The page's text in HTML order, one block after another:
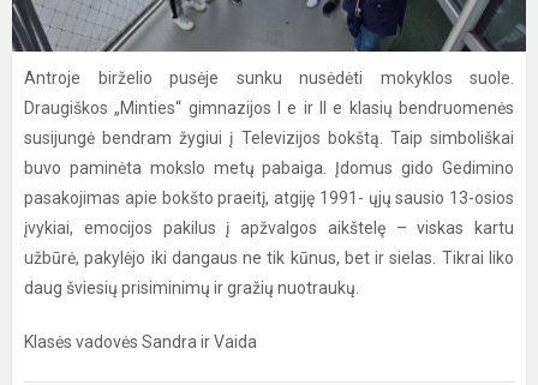
Antroje birželio pusėje sunku nusėdėti mokyklos suole.
Draugiškos „Minties“ gimnazijos I e ir II e klasių bendruomenės
susijungė bendram žygiui į Televizijos bokštą. Taip simboliškai
buvo paminėta mokslo metų pabaiga. Įdomus gido Gedimino
pasakojimas apie bokšto praeitį, atgiję 1991- ųjų sausio 13-osios
įvykiai, emocijos pakilus į apžvalgos aikštelę – viskas kartu
užbūrė, pakylėjo iki dangaus ne tik kūnus, bet ir sielas. Tikrai liko
daug šviesių prisiminimų ir gražių nuotraukų.
Klasės vadovės Sandra ir Vaida